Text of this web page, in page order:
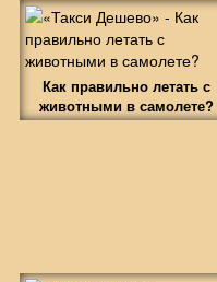
Как правильно летать с
животными в самолете?